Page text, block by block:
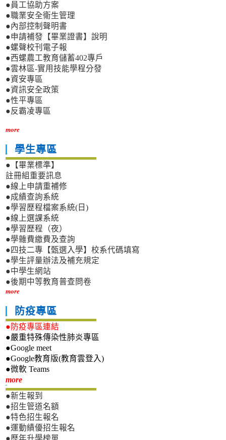
●員工協助方案
●職業安全衛生管理
●內部控制聲明書
●申請補發【畢業證書】說明
●螺聲校刊電子報
●西螺農工教育儲蓄402專戶
●雲林區-實用技能學程分發
●資安專區
●資訊安全政策
●性平專區
●反霸凌專區
more
學生專區
●【畢業標準】
註冊組重要訊息
●線上申請重補修
●成績查詢系統
●學習歷程檔案系統(日)
●線上選課系統
●學習歷程（夜）
●學雜費繳費及查詢
●四技二專【甄選入學】校系代碼填寫
●學生評量辦法及補充規定
●中學生網站
●後期中等教育普查問卷
more
防疫專區
●防疫專區連結
●嚴重特殊傳染性肺炎專區
●Google meet
●Google教育版(教育雲登入)
●微軟 Teams
more新生專區
●新生報到
●招生管道名額
●特色招生報名
●運動績優招生報名
●歷年升學榜單